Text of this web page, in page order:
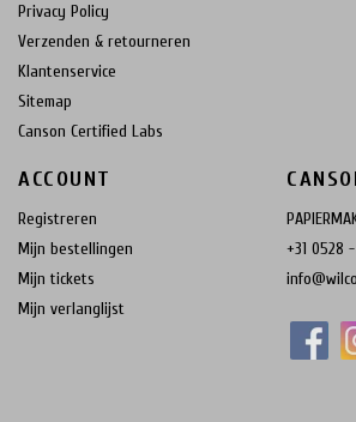
Privacy Policy
Verzenden & retourneren
Klantenservice
Sitemap
Canson Certified Labs
ACCOUNT
Registreren
Mijn bestellingen
Mijn tickets
Mijn verlanglijst
+31 0528